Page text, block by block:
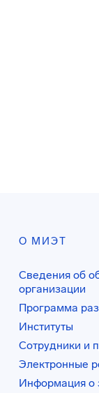
О МИЭТ
Сведения об
организации
Программа
Институты
Сотрудники и
Электронные
Информация о